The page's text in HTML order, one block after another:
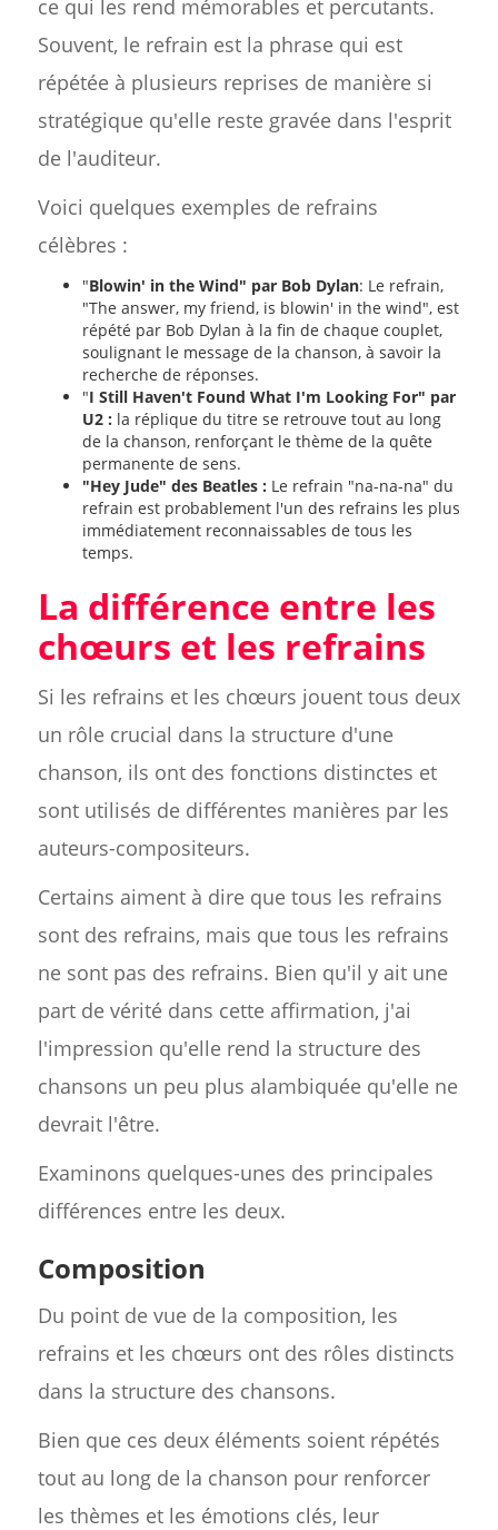
ce qui les rend mémorables et percutants.
Souvent, le refrain est la phrase qui est
répétée à plusieurs reprises de manière si
stratégique qu'elle reste gravée dans l'esprit
de l'auditeur.
Voici quelques exemples de refrains
célèbres :
"Blowin' in the Wind" par Bob Dylan: Le refrain,
"The answer, my friend, is blowin' in the wind", est
répété par Bob Dylan à la fin de chaque couplet,
soulignant le message de la chanson, à savoir la
recherche de réponses.
"I Still Haven't Found What I'm Looking For" par
U2 : la réplique du titre se retrouve tout au long
de la chanson, renforçant le thème de la quête
permanente de sens.
"Hey Jude" des Beatles : Le refrain "na-na-na" du
refrain est probablement l'un des refrains les plus
immédiatement reconnaissables de tous les
temps.
La différence entre les
chœurs et les refrains
Si les refrains et les chœurs jouent tous deux
un rôle crucial dans la structure d'une
chanson, ils ont des fonctions distinctes et
sont utilisés de différentes manières par les
auteurs-compositeurs.
Certains aiment à dire que tous les refrains
sont des refrains, mais que tous les refrains
ne sont pas des refrains. Bien qu'il y ait une
part de vérité dans cette affirmation, j'ai
l'impression qu'elle rend la structure des
chansons un peu plus alambiquée qu'elle ne
devrait l'être.
Examinons quelques-unes des principales
différences entre les deux.
Composition
Du point de vue de la composition, les
refrains et les chœurs ont des rôles distincts
dans la structure des chansons.
Bien que ces deux éléments soient répétés
tout au long de la chanson pour renforcer
les thèmes et les émotions clés, leur